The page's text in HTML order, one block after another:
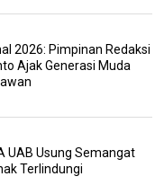
2026: Pimpinan Redaksi
Ajak Generasi Muda
UAB Usung Semangat
Terlindungi